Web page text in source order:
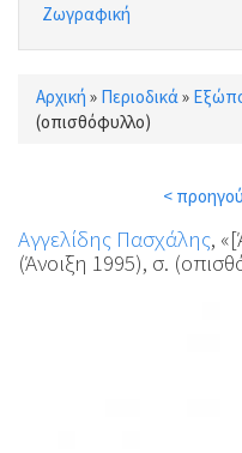
Ζωγραφική
Είστε εδώ
Αρχική » Περιοδικά »
(οπισθόφυλλο)
<
Αγγελίδης Πασχάλης,
(Άνοιξη 1995), σ.